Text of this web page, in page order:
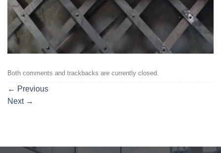
Both comments and trackbacks are currently closed.
← Previous
Next →